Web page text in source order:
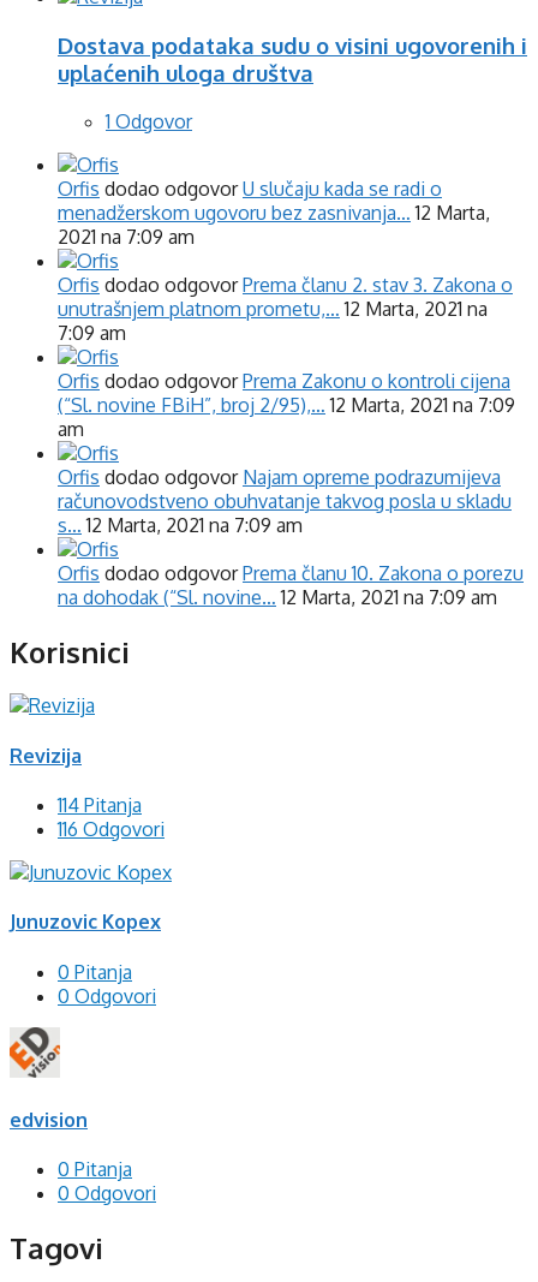
Dostava podataka sudu o visini ugovorenih i
uplaćenih uloga društva
1 Odgovor
Orfis dodao odgovorU slučaju kada se radi o
menadžerskom ugovoru bez zasnivanja… 12 Marta,
2021 na 7:09 am
Orfis dodao odgovorPrema članu 2. stav 3. Zakona o
unutrašnjem platnom prometu,… 12 Marta, 2021 na
7:09 am
Orfis dodao odgovorPrema Zakonu o kontroli cijena
(“Sl. novine FBiH”, broj 2/95),… 12 Marta, 2021 na 7:09
am
Orfis dodao odgovor Najam opreme podrazumijeva
računovodstveno obuhvatanje takvog posla u skladu
s… 12 Marta, 2021 na 7:09 am
Orfis dodao odgovorPrema članu 10. Zakona o porezu
na dohodak (“Sl. novine… 12 Marta, 2021 na 7:09 am
Korisnici
Revizija
114 Pitanja
116 Odgovori
Junuzovic Kopex
0 Pitanja
0 Odgovori
edvision
0 Pitanja
0 Odgovori
Tagovi